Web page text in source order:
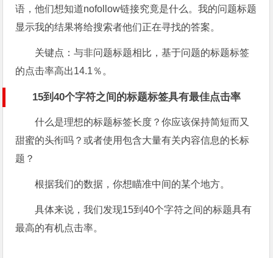
语，他们想知道nofollow链接究竟是什么。我的问题标题
显示我的结果将给搜索者他们正在寻找的答案。
关键点：与非问题标题相比，基于问题的标题标签
的点击率高出14.1％。
15到40个字符之间的标题标签具有最佳点击率
什么是理想的标题标签长度？你应该保持简短而又
甜蜜的头衔吗？或者使用包含大量有关内容信息的长标
题？
根据我们的数据，你想瞄准中间的某个地方。
具体来说，我们发现15到40个字符之间的标题具有
最高的有机点击率。